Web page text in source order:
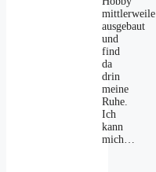
mittlerweile
ausgebaut
und
find
da
drin
meine
Ruhe.
Ich
kann
mich…